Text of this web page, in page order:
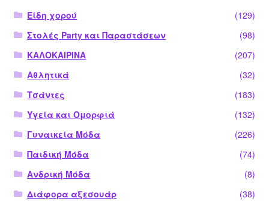
Είδη χορού
(129)
Στολές Party και Παραστάσεων
(98)
ΚΑΛΟΚΑΙΡΙΝΑ
(207)
Αθλητικά
(32)
Τσάντες
(183)
Υγεία και Ομορφιά
(132)
Γυναικεία Μόδα
(226)
Παιδική Μόδα
(74)
Ανδρική Μόδα
(8)
Διάφορα αξεσουάρ
(38)